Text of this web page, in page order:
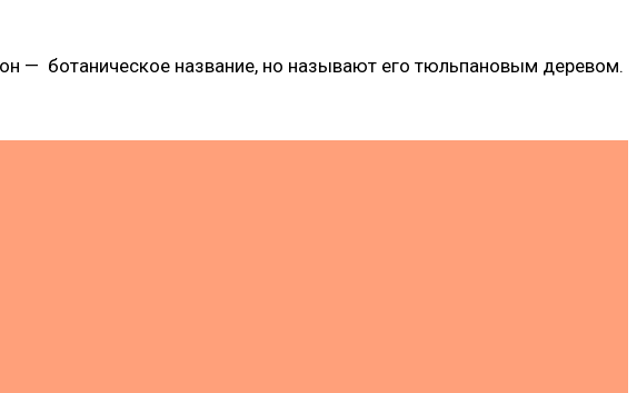
— ботаническое название, но называют его тюльпановым деревом.